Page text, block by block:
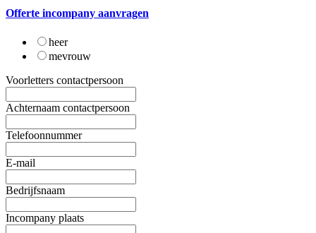
Offerte incompany aanvragen
heer
mevrouw
Voorletters contactpersoon
Achternaam contactpersoon
Telefoonnummer
E-mail
Bedrijfsnaam
Incompany plaats